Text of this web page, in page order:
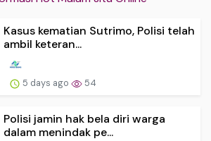
Kasus kematian Sutrimo, Polisi telah
ambil keteran...
5 days ago 54
Polisi jamin hak bela diri warga
dalam menindak pe...